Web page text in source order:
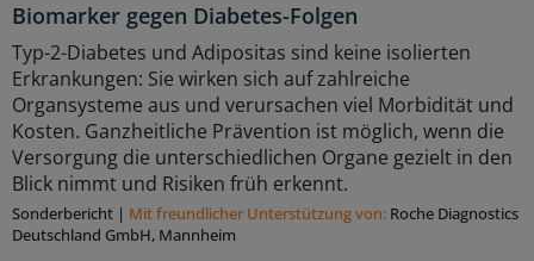
Biomarker gegen Diabetes-Folgen
Typ-2-Diabetes und Adipositas sind keine isolierten
Erkrankungen: Sie wirken sich auf zahlreiche
Organsysteme aus und verursachen viel Morbidität und
Kosten. Ganzheitliche Prävention ist möglich, wenn die
Versorgung die unterschiedlichen Organe gezielt in den
Blick nimmt und Risiken früh erkennt.
Sonderbericht | Mit freundlicher Unterstützung von: Roche Diagnostics
Deutschland GmbH, Mannheim